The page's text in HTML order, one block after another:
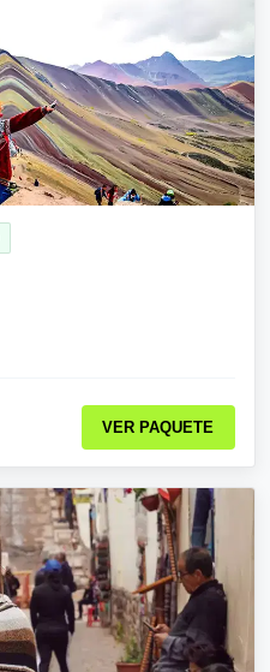
VER PAQUETE